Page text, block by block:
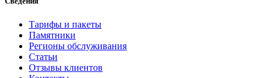
Тарифы и пакеты
Памятники
Регионы обслуживания
Статьи
Отзывы клиентов